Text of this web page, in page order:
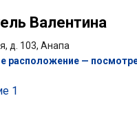
Валентина
д. 103, Анапа
расположение —